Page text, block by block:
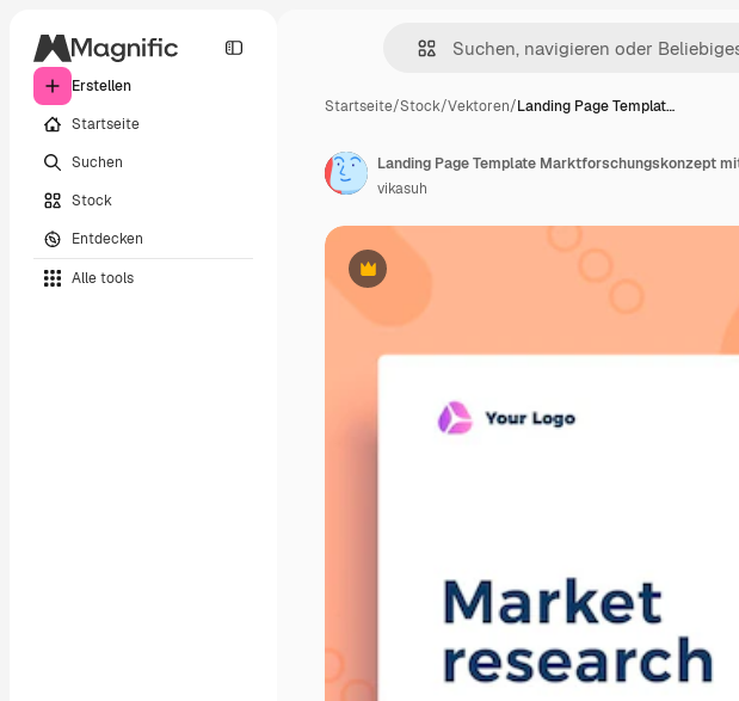
Erstellen
Startseite
Suchen
Stock
Entdecken
Alle tools
Startseite/Stock/Vektoren/Landing Page Templat…
Premium
vikasuh